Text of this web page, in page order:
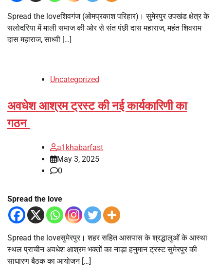
Spread the loveशिवगंज (ओमप्रकाश परिहार)। सुमेरपुर उपखंड क्षेत्र के
सलोदरिया में माली समाज की ओर से संत पंछी दास महाराज, महंत शिवराम
दास महाराज, साध्वी […]
Uncategorized
अवधेश आश्रम ट्रस्ट की नई कार्यकारिणी का
गठन
a1khabarfast
May 3, 2025
0
Spread the love
Spread the loveसुमेरपुर। शहर सहित आसपास के श्रद्धालुओं के आस्था
स्थल प्राचीन अवधेश आश्रम भक्तों का नाड़ा हनुमान ट्रस्ट सुमेरपुर की
साधारण बैठक का आयोजन […]